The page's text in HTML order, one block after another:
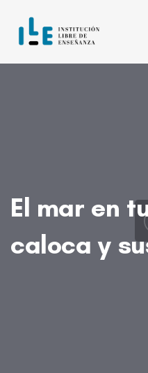
links
El mar en
caloca y